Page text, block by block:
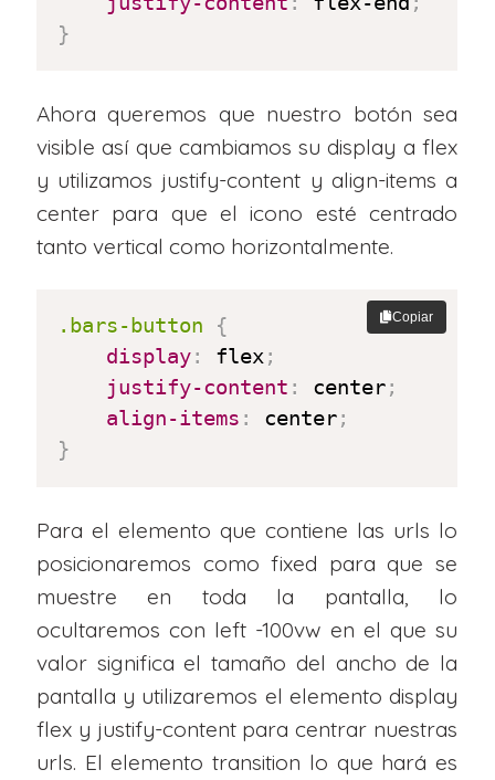
}
Ahora queremos que nuestro botón sea
visible así que cambiamos su display a flex
y utilizamos justify-content y align-items a
center para que el icono esté centrado
tanto vertical como horizontalmente.
.bars-button
{
display: flex;
justify-content : center;
align-items : center;
}
Copiar
Para el elemento que contiene las urls lo
posicionaremos como fixed para que se
muestre en toda la pantalla, lo
ocultaremos con left -100vw en el que su
valor significa el tamaño del ancho de la
pantalla y utilizaremos el elemento display
flex y justify-content para centrar nuestras
urls. El elemento transition lo que hará es